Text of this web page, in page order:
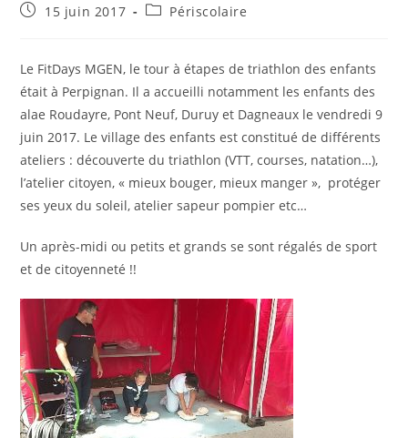
Publication
15 juin 2017
PostPériscolaire
Le FitDays MGEN, le tour à étapes de triathlon des enfants
était à Perpignan. Il a accueilli notamment les enfants des
alae Roudayre, Pont Neuf, Duruy et Dagneaux le vendredi 9
juin 2017. Le village des enfants est constitué de différents
ateliers : découverte du triathlon (VTT, courses, natation…),
l’atelier citoyen, « mieux bouger, mieux manger », protéger
ses yeux du soleil, atelier sapeur pompier etc…
Un après-midi ou petits et grands se sont régalés de sport
et de citoyenneté !!